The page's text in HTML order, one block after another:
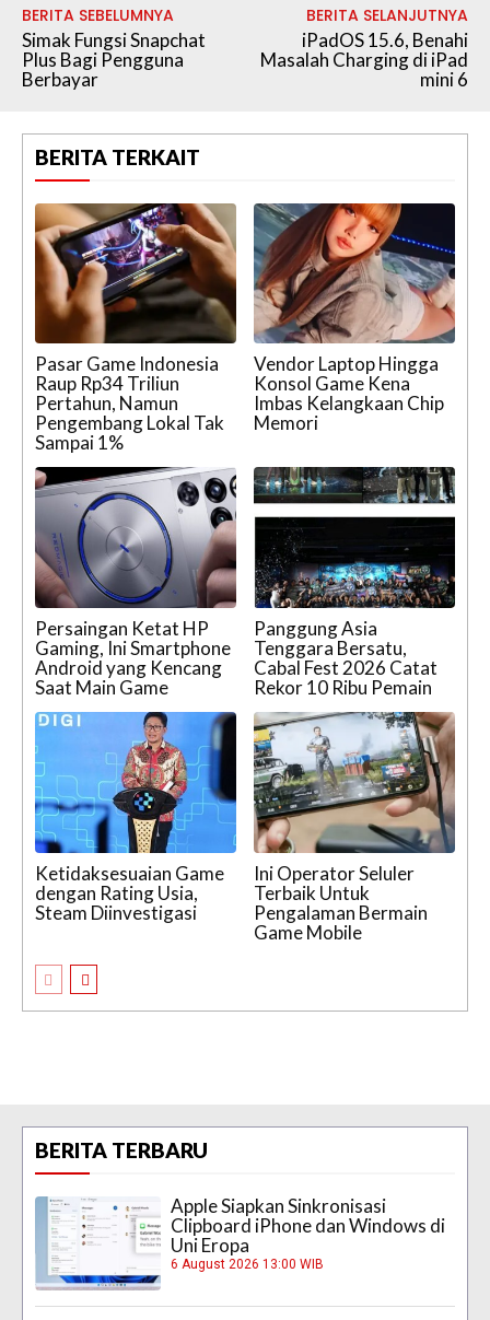
BERITA SEBELUMNYA
Simak Fungsi Snapchat
Plus Bagi Pengguna
Berbayar
BERITA SELANJUTNYA
iPadOS 15.6, Benahi
Masalah Charging di iPad
mini 6
BERITA TERKAIT
Pasar Game Indonesia
Raup Rp34 Triliun
Pertahun, Namun
Pengembang Lokal Tak
Sampai 1%
Vendor Laptop Hingga
Konsol Game Kena
Imbas Kelangkaan Chip
Memori
Persaingan Ketat HP
Gaming, Ini Smartphone
Android yang Kencang
Saat Main Game
Panggung Asia
Tenggara Bersatu,
Cabal Fest 2026 Catat
Rekor 10 Ribu Pemain
Ketidaksesuaian Game
dengan Rating Usia,
Steam Diinvestigasi
Ini Operator Seluler
Terbaik Untuk
Pengalaman Bermain
Game Mobile
BERITA TERBARU
Apple Siapkan Sinkronisasi
Clipboard iPhone dan Windows di
Uni Eropa
6 August 2026 13:00 WIB